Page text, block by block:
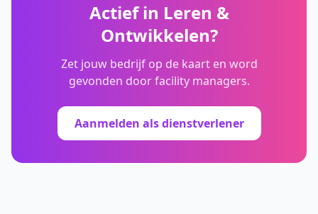
Actief in Leren &
Ontwikkelen?
Zet jouw bedrijf op de kaart en word
gevonden door facility managers.
Aanmelden als dienstverlener